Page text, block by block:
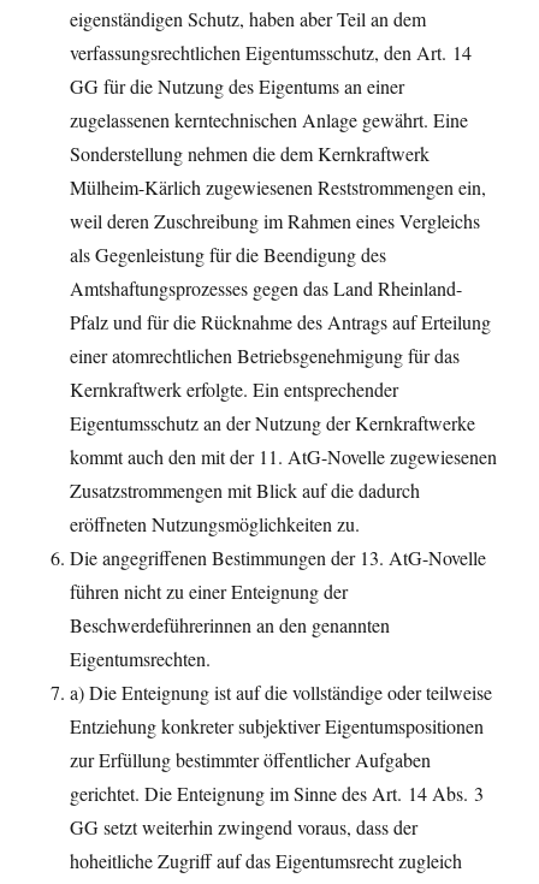
eigenständigen Schutz, haben aber Teil an dem
verfassungsrechtlichen Eigentumsschutz, den Art. 14
GG für die Nutzung des Eigentums an einer
zugelassenen kerntechnischen Anlage gewährt. Eine
Sonderstellung nehmen die dem Kernkraftwerk
Mülheim-Kärlich zugewiesenen Reststrommengen ein,
weil deren Zuschreibung im Rahmen eines Vergleichs
als Gegenleistung für die Beendigung des
Amtshaftungsprozesses gegen das Land Rheinland-
Pfalz und für die Rücknahme des Antrags auf Erteilung
einer atomrechtlichen Betriebsgenehmigung für das
Kernkraftwerk erfolgte. Ein entsprechender
Eigentumsschutz an der Nutzung der Kernkraftwerke
kommt auch den mit der 11. AtG-Novelle zugewiesenen
Zusatzstrommengen mit Blick auf die dadurch
eröffneten Nutzungsmöglichkeiten zu.
Die angegriffenen Bestimmungen der 13. AtG-Novelle
führen nicht zu einer Enteignung der
Beschwerdeführerinnen an den genannten
Eigentumsrechten.
a) Die Enteignung ist auf die vollständige oder teilweise
Entziehung konkreter subjektiver Eigentumspositionen
zur Erfüllung bestimmter öffentlicher Aufgaben
gerichtet. Die Enteignung im Sinne des Art. 14 Abs. 3
GG setzt weiterhin zwingend voraus, dass der
hoheitliche Zugriff auf das Eigentumsrecht zugleich